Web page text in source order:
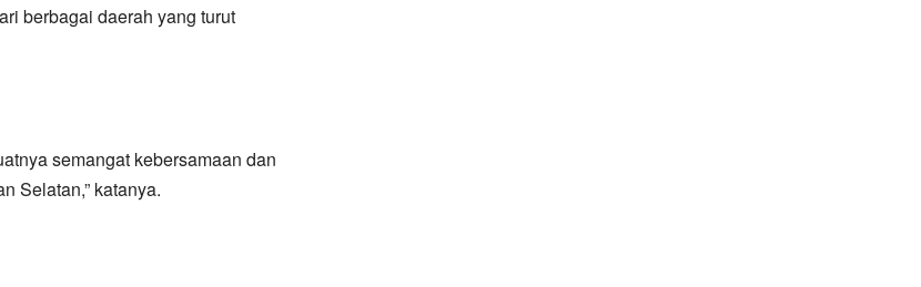
berbagai daerah yang turut
semangat kebersamaan dan
Selatan,” katanya.